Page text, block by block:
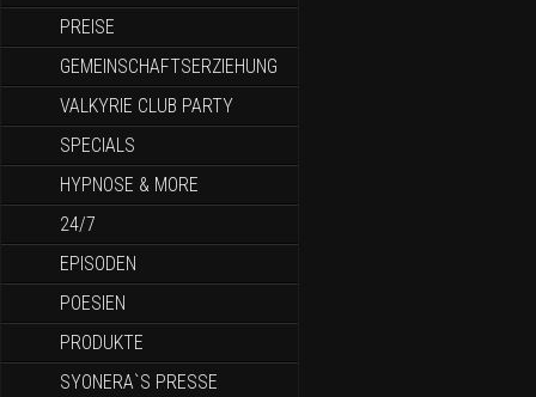
PREISE
GEMEINSCHAFTSERZIEHUNG
VALKYRIE CLUB PARTY
SPECIALS
HYPNOSE & MORE
24/7
EPISODEN
POESIEN
PRODUKTE
SYONERA`S PRESSE